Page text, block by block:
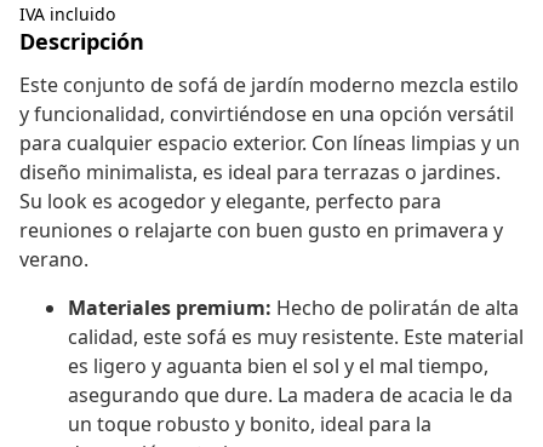
IVA incluido
Descripción
Este conjunto de sofá de jardín moderno mezcla estilo
y funcionalidad, convirtiéndose en una opción versátil
para cualquier espacio exterior. Con líneas limpias y un
diseño minimalista, es ideal para terrazas o jardines.
Su look es acogedor y elegante, perfecto para
reuniones o relajarte con buen gusto en primavera y
verano.
Materiales premium: Hecho de poliratán de alta
calidad, este sofá es muy resistente. Este material
es ligero y aguanta bien el sol y el mal tiempo,
asegurando que dure. La madera de acacia le da
un toque robusto y bonito, ideal para la